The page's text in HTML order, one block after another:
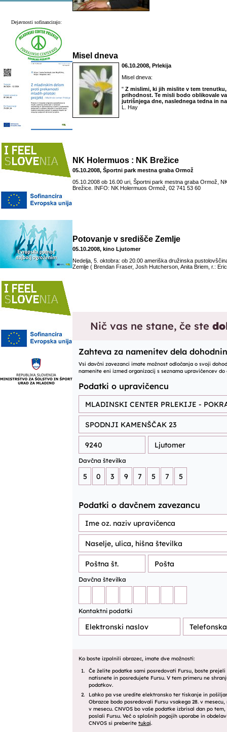
Dejavnosti sofinancirajo:
Misel dneva
06.10.2008, Prlekija
Misel dneva:
" Z mislimi, ki jih mislite v tem
prihodnost. Te misli bodo oblikovale
jutrišnjega dne, naslednega tedna in
L. Hay
NK Holermuos : NK Brežice
05.10.2008, Športni park mestna graba Ormož
05.10.2008 ob 16.00 uri, Športni park mestna graba Ormož,
Brežice. INFO: NK Holermuos Ormož, 02 741 53 60
Potovanje v središče Zemlje
05.10.2008, kino Ljutomer
Nedelja, 5. oktobra: ob 20.00 ameriška družinska
Zemlje ( Brendan Fraser, Josh Hutcherson, Anita Briem, r.: